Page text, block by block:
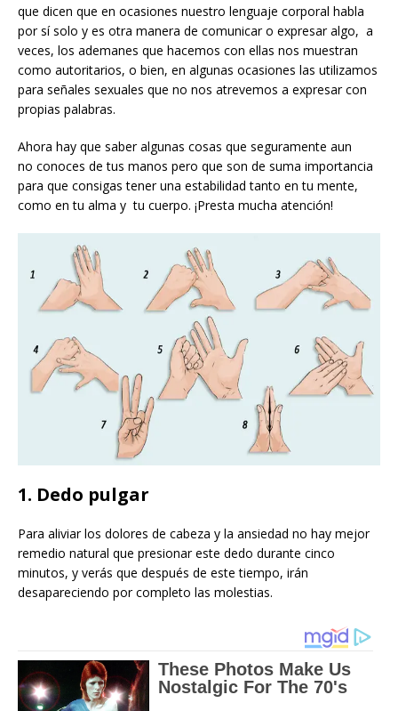
que dicen que en ocasiones nuestro lenguaje corporal habla
por sí solo y es otra manera de comunicar o expresar algo, a
veces, los ademanes que hacemos con ellas nos muestran
como autoritarios, o bien, en algunas ocasiones las utilizamos
para señales sexuales que no nos atrevemos a expresar con
propias palabras.
Ahora hay que saber algunas cosas que seguramente aun
no conoces de tus manos pero que son de suma importancia
para que consigas tener una estabilidad tanto en tu mente,
como en tu alma y tu cuerpo. ¡Presta mucha atención!
1. Dedo pulgar
Para aliviar los dolores de cabeza y la ansiedad no hay mejor
remedio natural que presionar este dedo durante cinco
minutos, y verás que después de este tiempo, irán
desapareciendo por completo las molestias.